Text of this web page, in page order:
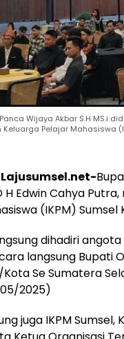
Wijaya Akbar S.H MS.i
Keluarga Pelajar Mahasiswa
H Edwin Cahya
(IKPM)
dihadiri
langsung Bupati
Se Sumatera
2025)
juga IKPM Sumsel,